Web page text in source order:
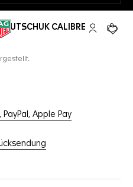
My TAG
Ihr
CALIBRE
Apple Pay